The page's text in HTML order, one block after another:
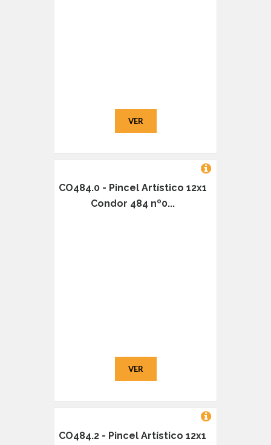
VER
CO484.0 - Pincel Artístico 12x1
Condor 484 nº0...
VER
CO484.2 - Pincel Artístico 12x1